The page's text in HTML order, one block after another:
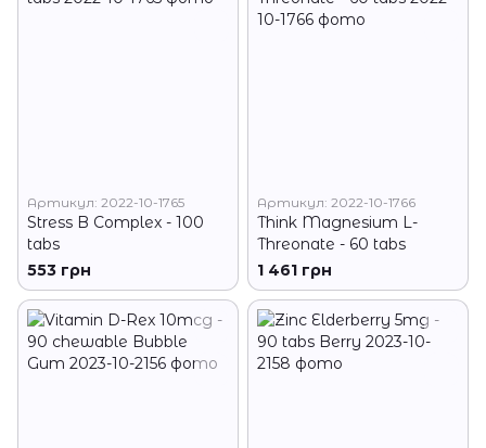
Артикул: 2022-10-1765
Stress B Complex - 100
tabs
553 грн
Артикул: 2022-10-1766
Think Magnesium L-
Threonate - 60 tabs
1 461 грн